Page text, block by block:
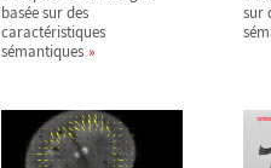
basée sur des
caractéristiques
sémantiques
sur